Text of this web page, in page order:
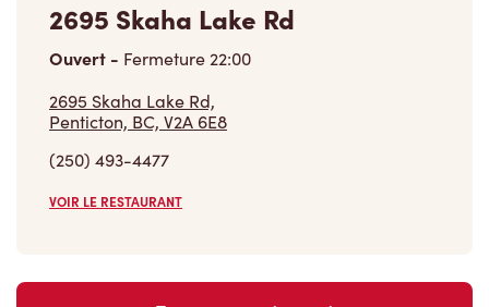
Ouvert -Fermeture22:00
2695 Skaha Lake Rd,
Penticton, BC, V2A 6E8
(250) 493-4477
VOIR LE RESTAURANT
Trouver un restaurant